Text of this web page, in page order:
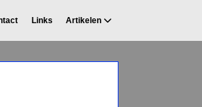
Links Artikelen